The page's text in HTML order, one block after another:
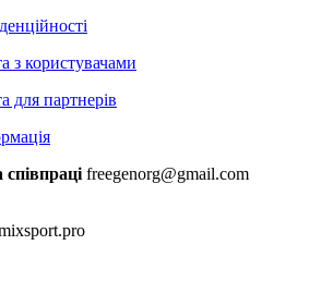
з користувачами
для партнерів
freegenorg@gmail.com